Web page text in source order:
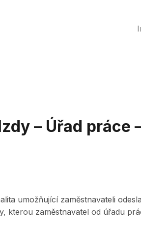
– Úřad práce
umožňující zaměstnavateli
kterou zaměstnavatel od úřadu